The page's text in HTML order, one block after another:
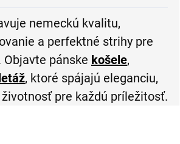
nemeckú kvalitu,
a perfektné strihy pre
pánske košele,
, ktoré spájajú eleganciu,
pre každú príležitosť.